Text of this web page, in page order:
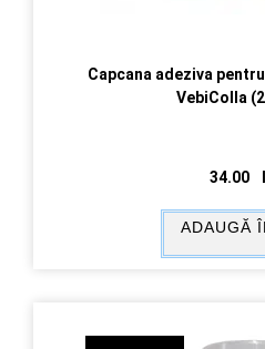
Capcana adeziva
VebiColla
34.00
ADAUGĂ